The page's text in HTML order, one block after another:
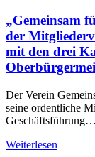
„Gemeinsam
der
mit den drei
Der Verein
seine ordentliche
Geschäftsführung…
Weiterlesen